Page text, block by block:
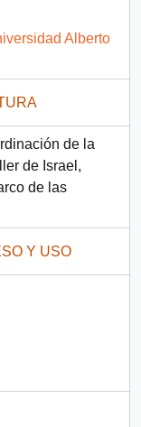
Alberto
de la
de Israel,
de las
Y USO